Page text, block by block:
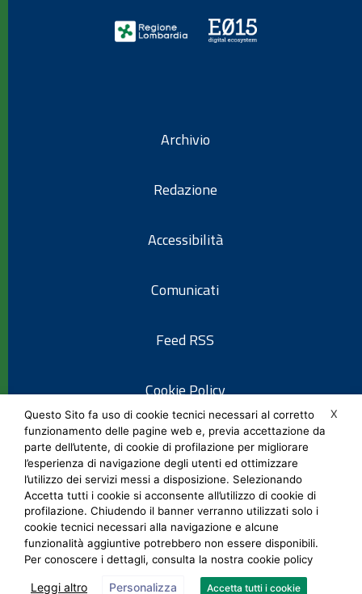
Archivio
Redazione
Accessibilità
Comunicati
Feed RSS
Cookie Policy
Informativa privacy
Note legali
Social Media Policy
X
Questo Sito fa uso di cookie tecnici necessari al corretto
funzionamento delle pagine web e, previa accettazione da
parte dell’utente, di cookie di profilazione per migliorare
l’esperienza di navigazione degli utenti ed ottimizzare
l’utilizzo dei servizi messi a disposizione. Selezionando
Accetta tutti i cookie si acconsente all’utilizzo di cookie di
profilazione. Chiudendo il banner verranno utilizzati solo i
cookie tecnici necessari alla navigazione e alcune
funzionalità aggiuntive potrebbero non essere disponibili.
Per conoscere i dettagli, consulta la nostra cookie policy
Leggi altro Personalizza Accetta tutti i cookie